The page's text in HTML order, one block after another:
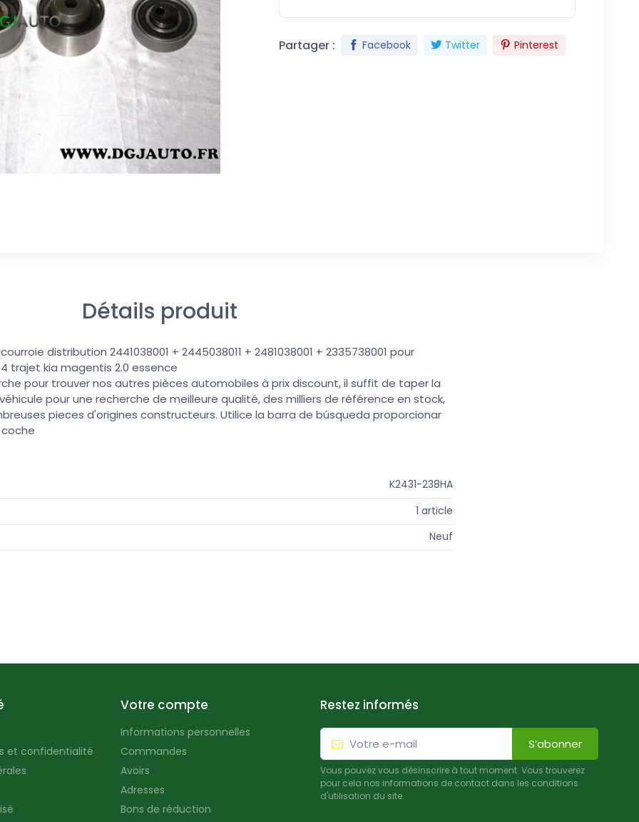
Partager : Facebook Twitter Pinterest
Détails produit
distribution 2441038001 + 2445038011 + 2481038001 + 2335738001 pour
trajet kia magentis 2.0 essence
pour trouver nos autres pièces automobiles à prix discount, il suffit de taper la
pour une recherche de meilleure qualité, des milliers de référence en stock,
pieces d'origines constructeurs. Utilice la barra de búsqueda proporcionar
K2431-238HA
1 article
Neuf
et confidentialité
Votre compte
Informations personnelles
Commandes
Avoirs
Adresses
Bons de réduction
Restez informés
S’abonner
Vous pouvez vous désinscrire à tout moment. Vous trouverez
pour cela nos informations de contact dans les conditions
d'utilisation du site.